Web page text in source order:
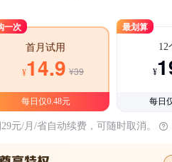
一次
首月试用
¥14.9 ¥39
每日仅0.48元
最划算
12
¥
每日
元/月/省自动续费，可随时取消。